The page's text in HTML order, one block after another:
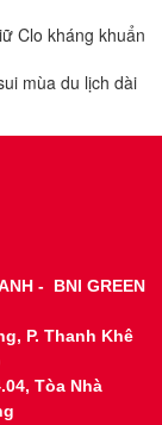
Clo kháng khuẩn
mùa du lịch dài
- BNI GREEN
P. Thanh Khê
Tòa Nhà